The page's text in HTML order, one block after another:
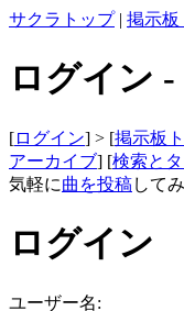
サクラトップ| 掲示板
ログイン
[ログイン] > [掲示板
アーカイブ] [検索と
気軽に曲を投稿して
ログイン
ユーザー名: